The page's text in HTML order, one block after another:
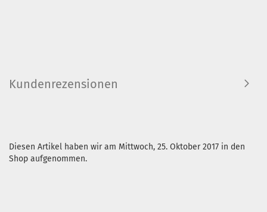
Kundenrezensionen
Diesen Artikel haben wir am Mittwoch, 25. Oktober 2017 in den
Shop aufgenommen.